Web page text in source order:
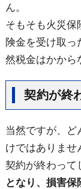
ん。
そもそも火災保
険金を受け取っ
然税金はかから
契約が終
当然ですが、ど
けではありませ
契約が終わって
となり、損害